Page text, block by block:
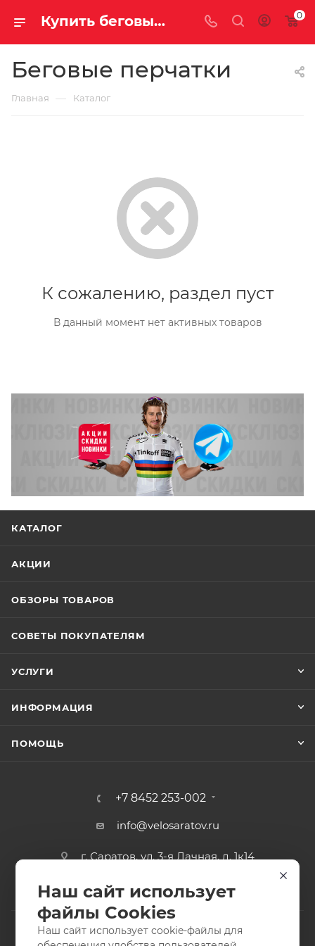
Купить беговые перчатки по выгодной цене 0
Беговые перчатки
Главная — Каталог
К сожалению, раздел пуст
В данный момент нет активных товаров
КАТАЛОГ
АКЦИИ
ОБЗОРЫ ТОВАРОВ
СОВЕТЫ ПОКУПАТЕЛЯМ
УСЛУГИ
ИНФОРМАЦИЯ
ПОМОЩЬ
+7 8452 253-002
info@velosaratov.ru
г. Саратов, ул. 3-я Дачная, д. 1к14
Наш сайт использует
файлы Cookies
Наш сайт использует cookie-файлы для